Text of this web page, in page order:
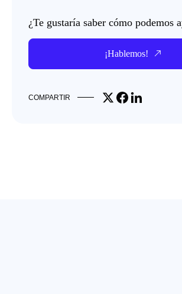
¿Te gustaría saber cómo podemos
¡Hablemos!
COMPARTIR Share on X
Share on Facebook
Share on